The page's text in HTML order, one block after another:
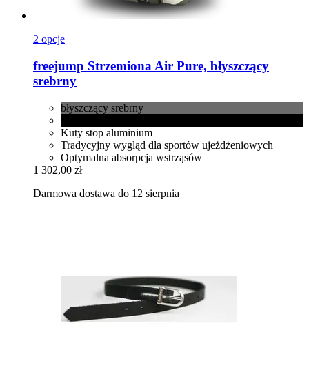
2 opcje
freejump Strzemiona Air Pure, błyszczący
srebrny
błyszczący srebrny
Kuty stop aluminium
Tradycyjny wygląd dla sportów ujeżdżeniowych
Optymalna absorpcja wstrząsów
1 302,00 zł
Darmowa dostawa do 12 sierpnia